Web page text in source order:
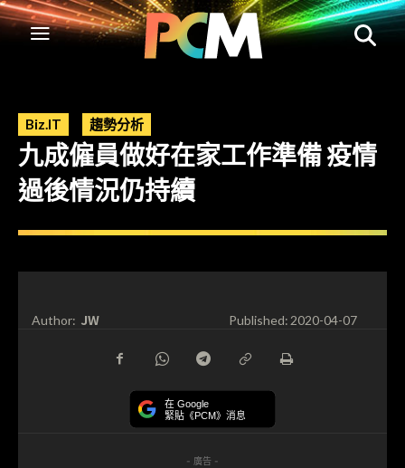
Biz.IT 趨勢分析
九成僱員做好在家工作準備 疫情
過後情況仍持續
Author: JW Published:2020-04-07
在 Google
緊貼《PCM》消息
- 廣告 -